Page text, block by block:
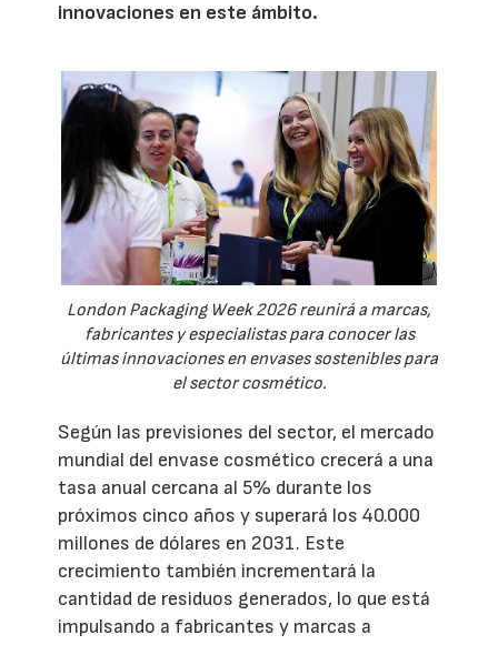
innovaciones en este ámbito.
London Packaging Week 2026 reunirá a marcas,
fabricantes y especialistas para conocer las
últimas innovaciones en envases sostenibles para
el sector cosmético.
Según las previsiones del sector, el mercado
mundial del envase cosmético crecerá a una
tasa anual cercana al 5% durante los
próximos cinco años y superará los 40.000
millones de dólares en 2031. Este
crecimiento también incrementará la
cantidad de residuos generados, lo que está
impulsando a fabricantes y marcas a